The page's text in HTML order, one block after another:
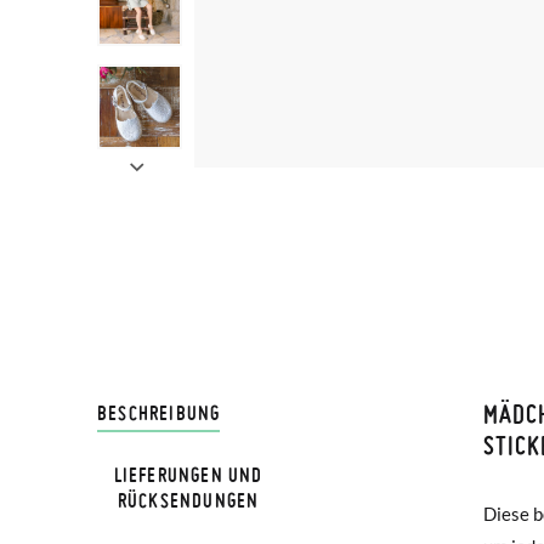
BESCHREIBUNG
Diese
LIEFERUNGEN UND
RÜCKSENDUNGEN